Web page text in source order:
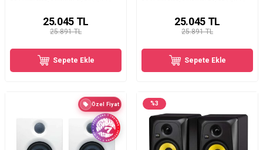
25.891 TL
25.045TL
Sepete Ekle
25.891 TL
25.045TL
Sepete Ekle
Özel Fiyat %3